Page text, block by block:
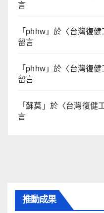
言
「 phhw 」於〈台灣復
留言
「 phhw 」於〈台灣復
留言
「蘇莫 」於〈台灣復健
言
推動成果